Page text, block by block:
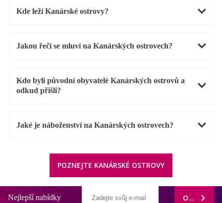
Kde leží Kanárské ostrovy?
Jakou řečí se mluví na Kanárských ostrovech?
Kdo byli původní obyvatelé Kanárských ostrovů a
odkud přišli?
Jaké je náboženství na Kanárských ostrovech?
POZNEJTE KANÁRSKÉ OSTROVY
Nejlepší nabídky ODEBÍRAT